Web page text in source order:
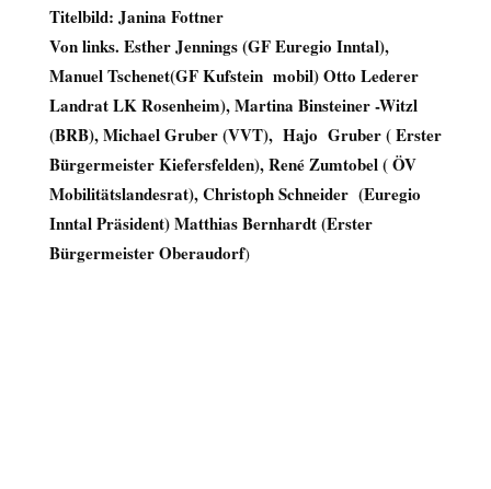
Titelbild: Janina Fottner
Von links. Esther Jennings (GF Euregio Inntal),
Manuel Tschenet(GF Kufstein mobil) Otto Lederer
Landrat LK Rosenheim), Martina Binsteiner -Witzl
(BRB), Michael Gruber (VVT), Hajo Gruber( Erster
Bürgermeister Kiefersfelden), René Zumtobel ( ÖV
Mobilitätslandesrat), Christoph Schneider (Euregio
Inntal Präsident) Matthias Bernhardt (Erster
Bürgermeister Oberaudorf)